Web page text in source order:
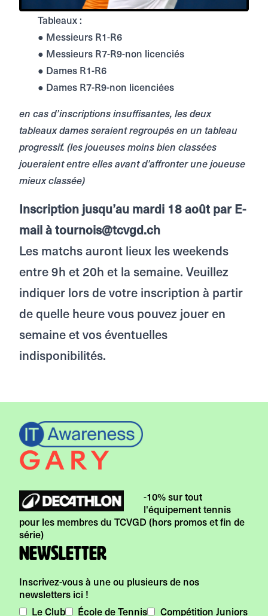
Tableaux :
● Messieurs R1-R6
● Messieurs R7-R9-non licenciés
● Dames R1-R6
● Dames R7-R9-non licenciées
en cas d’inscriptions insuffisantes, les deux
tableaux dames seraient regroupés en un tableau
progressif. (les joueuses moins bien classées
joueraient entre elles avant d’affronter une joueuse
mieux classée)
Inscription jusqu’au mardi 18 août par E-
mail à tournois@tcvgd.ch
Les matchs auront lieux les weekends
entre 9h et 20h et la semaine. Veuillez
indiquer lors de votre inscription à partir
de quelle heure vous pouvez jouer en
semaine et vos éventuelles
indisponibilités.
-10% sur tout
l'équipement tennis
pour les membres du TCVGD (hors promos et fin de
série)
Newsletter
Inscrivez-vous à une ou plusieurs de nos
newsletters ici !
Le Club
École de Tennis Compétition Juniors